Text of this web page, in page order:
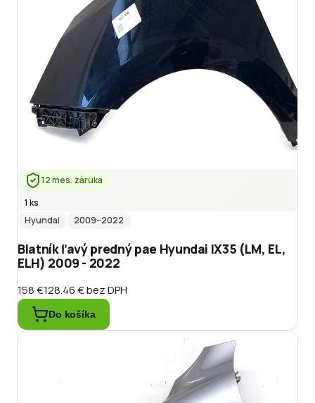
12 mes. záruka
1 ks
Hyundai
2009–2022
Blatník ľavý predný pae Hyundai IX35 (LM, EL,
ELH) 2009 - 2022
158 €128.46 €bez DPH
Do košíka